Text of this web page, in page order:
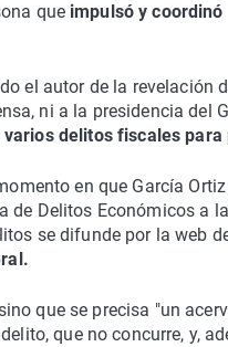
que impulsó y coordinó
el autor de la revelación
ni a la presidencia del
delitos fiscales para
en que García
de Delitos Económicos a
se difunde por la web
que se precisa "un
que no concurre, y,